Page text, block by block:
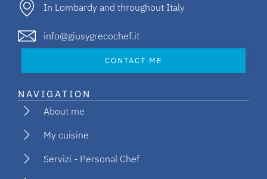
In Lombardy and throughout Italy
info@giusygrecochef.it
CONTACT ME
NAVIGATION
About me
My cuisine
Servizi - Personal Chef